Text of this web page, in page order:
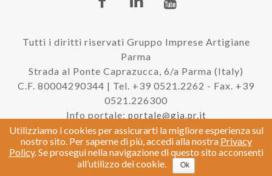
Tutti i diritti riservati Gruppo Imprese Artigiane
Parma
Strada al Ponte Caprazucca, 6/a Parma (Italy)
C.F. 80004290344 | Tel. +39 0521.2262 - Fax. +39
0521.226300
Info portale: portale@gia.pr.it
Privacy e Cookie Policy|Credits
Utilizziamo i cookies per assicurarti la migliore esperienza sul
nostro sito. Per saperne di più, accedi alla nostra Privacy
Policy. Se prosegui nella navigazione di questo sito acconsenti
all’utilizzo dei cookie.
Ok